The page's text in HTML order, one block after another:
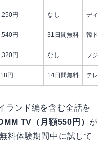
円 なし ディズ
円 31日間無料 韓ドラ
円 なし フジ
円 14日間無料 テレ
ランド編を含む全話を
TV（月額550円） が
料体験期間中に試して